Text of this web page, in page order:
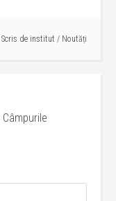
Scris de institut / Noutăți
Câmpurile